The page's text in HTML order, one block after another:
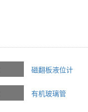
磁翻板液位计
有机玻璃管